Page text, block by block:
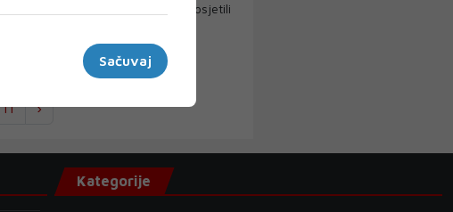
organizira ture brodom kako bi se posjetili
11 ›
Sačuvaj
Kategorije